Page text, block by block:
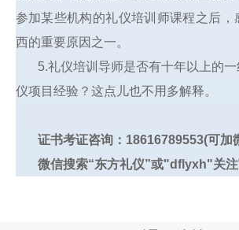
参加某些机构的礼仪培训师课程之后，
西的重要原因之一。
5.礼仪培训导师是否有十年以上的一
仪项目经验？这点儿也不用多解释。
证书考证咨询： 18616789553(可加
微信搜索“东方礼仪”或"dflyxh"关注